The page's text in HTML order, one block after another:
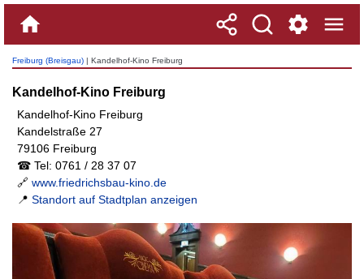
Freiburg (Breisgau) | Kandelhof-Kino Freiburg
Kandelhof-Kino Freiburg
Kandelhof-Kino Freiburg
Kandelstraße 27
79106 Freiburg
☎ Tel: 0761 / 28 37 07
🔗 www.friedrichsbau-kino.de
📍 Standort auf Stadtplan anzeigen